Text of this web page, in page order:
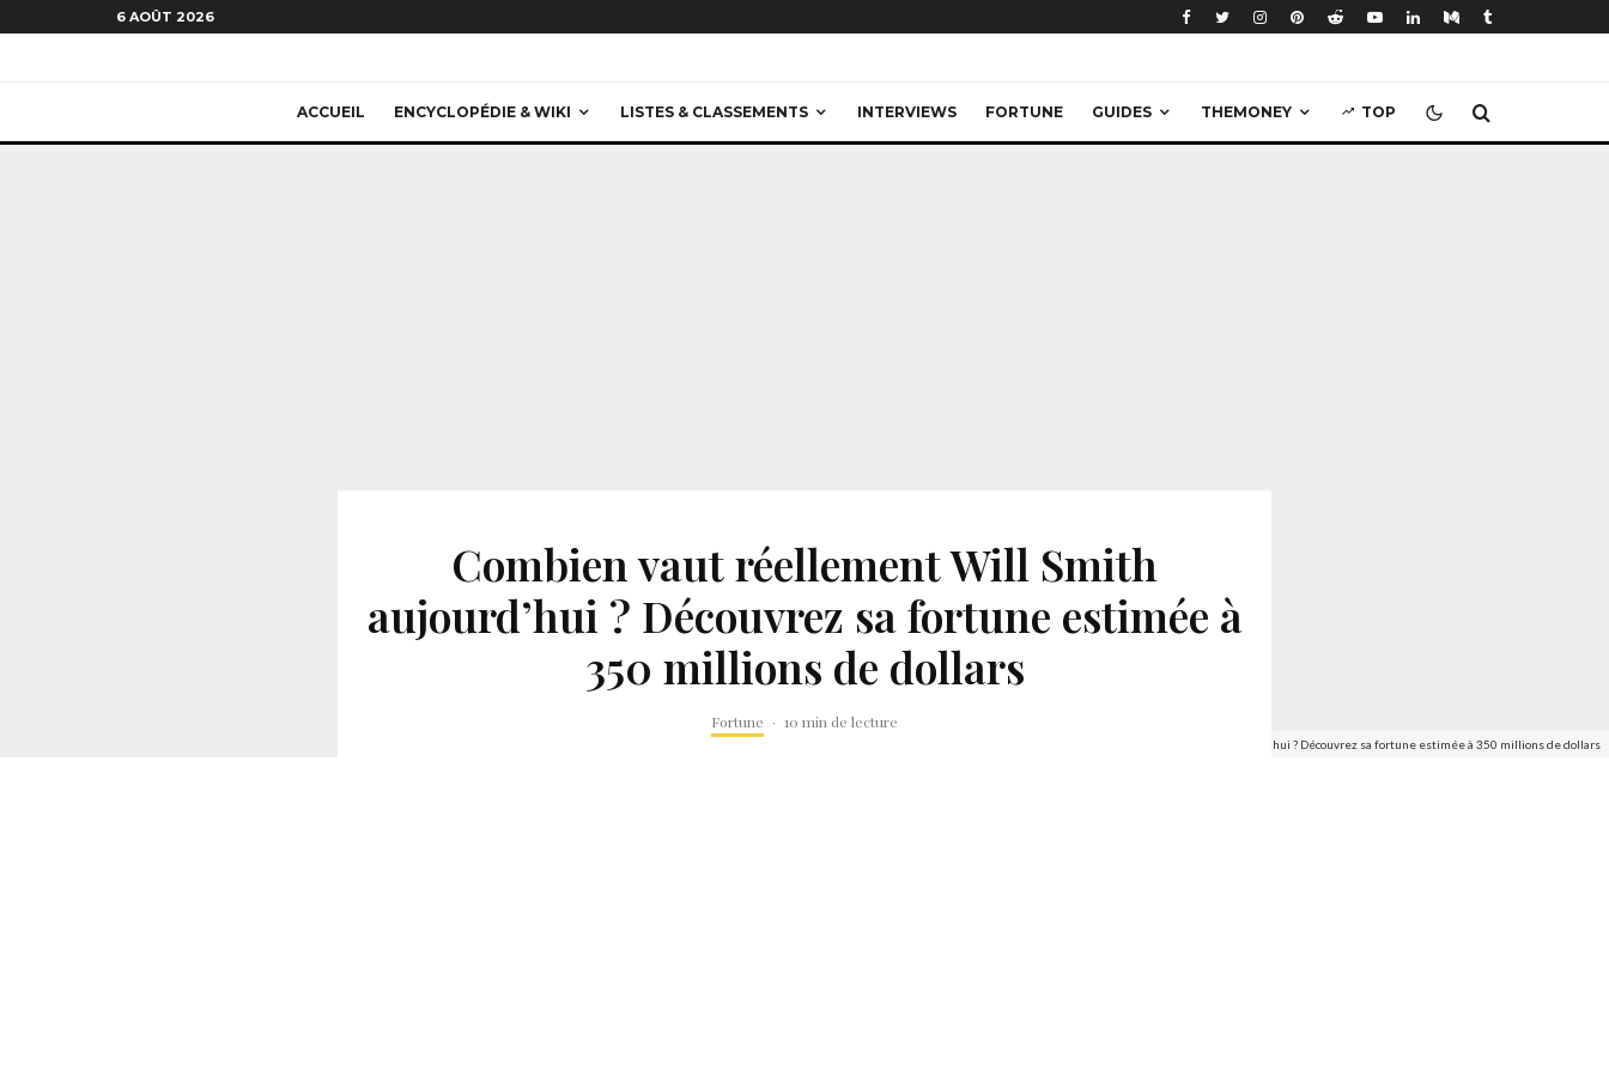
6 AOÛT 2026
ACCUEIL ENCYCLOPÉDIE & WIKI LISTES & CLASSEMENTS INTERVIEWS FORTUNE GUIDES THEMONEY TOP
Combien vaut réellement Will Smith aujourd'hui ? Découvrez sa fortune estimée à 350 millions de dollars
Combien vaut réellement Will Smith
aujourd’hui ? Découvrez sa fortune estimée à
350 millions de dollars
Fortune · 10 min de lecture